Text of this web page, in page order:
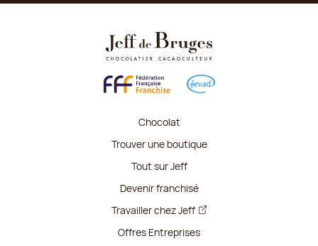
Chocolat
Trouver une boutique
Tout sur Jeff
Devenir franchisé
Travailler chez Jeff
Offres Entreprises